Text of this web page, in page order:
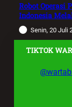
Robot Operasi
Indonesia
Senin, 20 Juli
TIKTOK